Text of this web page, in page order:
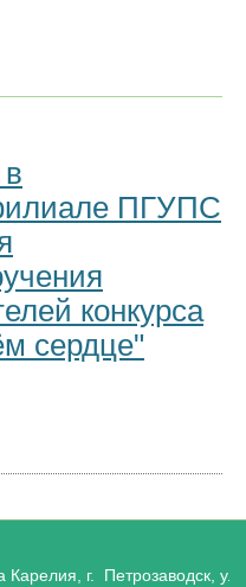
ПГУПС
конкурса
сердце"
Карелия, г. Петрозаводск,